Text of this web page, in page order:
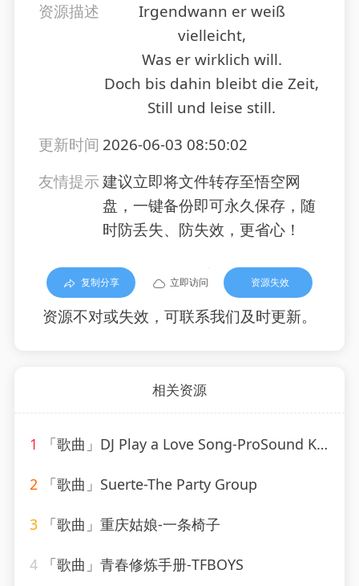
资源描述
Irgendwann er weiß
vielleicht,
Was er wirklich will.
Doch bis dahin bleibt die Zeit,
Still und leise still.
更新时间 2026-06-03 08:50:02
友情提示建议立即将文件转存至悟空网
盘，一键备份即可永久保存，随
时防丢失、防失效，更省心！
复制分享 立即访问 资源失效
资源不对或失效，可联系我们及时更新。
相关资源
1 「歌曲」DJ Play a Love Song-ProSound Karaoke Band
2 「歌曲」Suerte-The Party Group
3 「歌曲」重庆姑娘-一条椅子
4 「歌曲」青春修炼手册-TFBOYS